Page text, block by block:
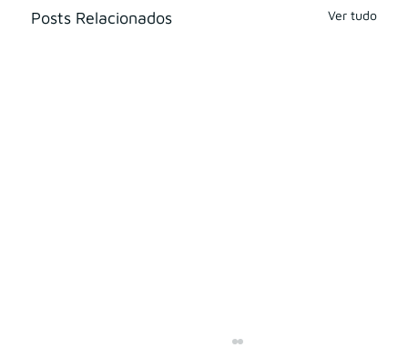
Posts Relacionados Ver tudo